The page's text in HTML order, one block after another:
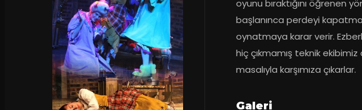
oyunu bıraktığını öğrenen
başlanınca perdeyi
oynatmaya karar verir.
hiç çıkmamış teknik ekibimiz
masalıyla karşımıza çıkarlar.
Galeri